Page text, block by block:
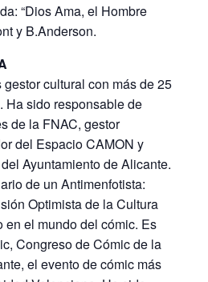
“Dios Ama, el Hombre
y B.Anderson.
cultural con más de 25
Ha sido responsable de
de la FNAC, gestor
del Espacio CAMON y
Ayuntamiento de Alicante.
de un Antimenfotista:
Optimista de la Cultura
en el mundo del cómic. Es
Congreso de Cómic de la
el evento de cómic más